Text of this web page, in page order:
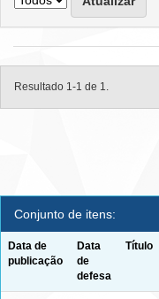
Resultado 1-1 de 1.
Conjunto de itens:
Data de
publicação
Data
de
defesa
Título